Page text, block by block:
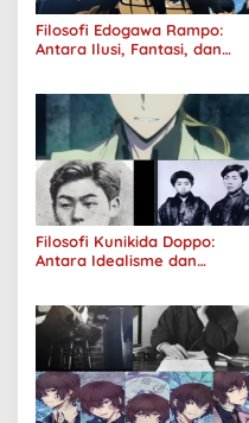
Filosofi Edogawa Rampo:
Antara Ilusi, Fantasi, dan
Filosofi Kunikida Doppo:
Antara Idealisme dan